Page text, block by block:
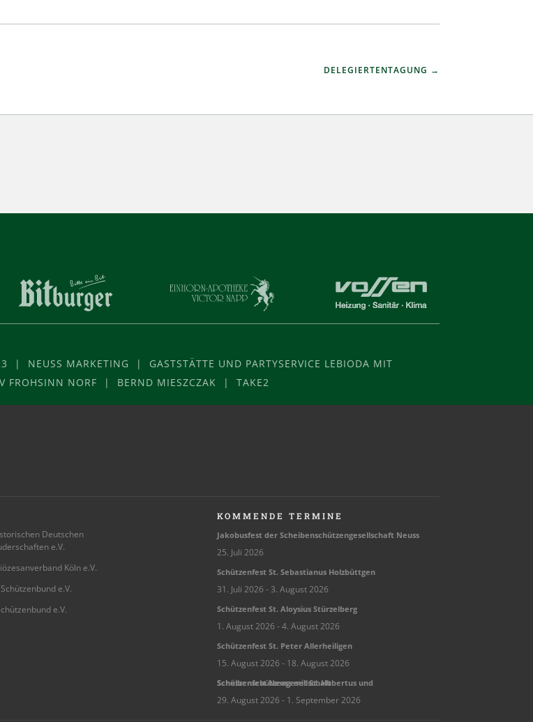
DELEGIERTENTAGUNG
| NEUSS MARKETING | GASTSTÄTTE UND PARTYSERVICE LEBIODA MIT
FROHSINN NORF | BERND MIESZCZAK | TAKE2
Deutschen
e.V.
Köln e.V.
e.V.
e.V.
KOMMENDE TERMINE
Jako­bus­fest der Schei­ben­schüt­zen­ge­sell­schaft Neuss
25. Juli 2026
Schüt­zen­fest St. Sebas­tia­nus Holzbüttgen
31. Juli 2026 - 3. August 2026
Schüt­zen­fest St. Aloy­sius Stürzelberg
1. August 2026 - 4. August 2026
Schüt­zen­fest St. Peter Allerheiligen
15. August 2026 - 18. August 2026
Schüt­zen­fest Neuss mit St. Huber­tus und Scheibenschützengesellschaft
29. August 2026 - 1. September 2026